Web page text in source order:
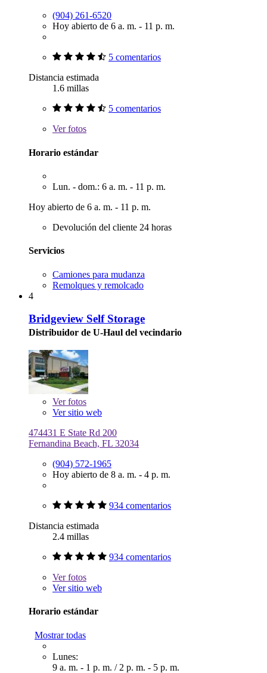
(904) 261-6520
Hoy abierto de 6 a. m. - 11 p. m.
5 comentarios
Distancia estimada
1.6 millas
5 comentarios
Verfotos
Horario estándar
Lun. - dom.: 6 a. m. - 11 p. m.
Hoy abierto de 6 a. m. - 11 p. m.
Devolución del cliente 24 horas
Servicios
Camiones para mudanza
Remolques y remolcado
4
Bridgeview Self Storage
Distribuidor de U-Haul del vecindario
Verfotos
Ver sitio web
474431 E State Rd 200
Fernandina Beach, FL 32034
(904) 572-1965
Hoy abierto de 8 a. m. - 4 p. m.
934 comentarios
Distancia estimada
2.4 millas
934 comentarios
Verfotos
Ver sitio web
Horario estándar
Mostrar todas
Lunes:
9 a. m. - 1 p. m. / 2 p. m. - 5 p. m.